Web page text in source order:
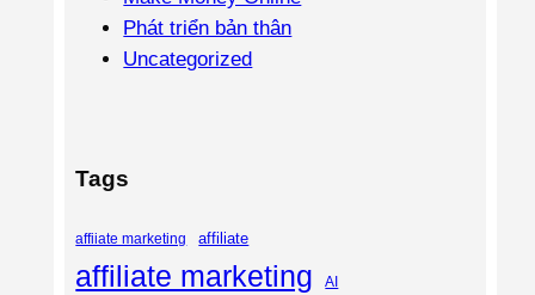
Phát triển bản thân
Uncategorized
Tags
affiiate marketing affiliate
affiliate marketing AI